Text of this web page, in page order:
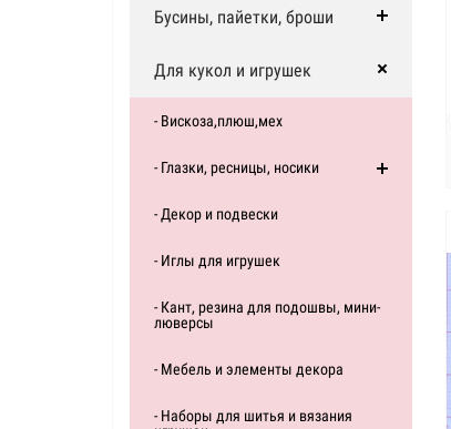
Бусины, пайетки, броши
Для кукол и игрушек
- Вискоза,плюш,мех
- Глазки, ресницы, носики
- Декор и подвески
- Иглы для игрушек
- Кант, резина для подошвы, мини-
люверсы
- Мебель и элементы декора
- Наборы для шитья и вязания